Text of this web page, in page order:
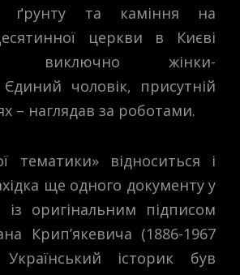
ґрунту та каміння на
церкви в Києві
виключно жінки-
чоловік, присутній
– наглядав за роботами.
тематики» відноситься і
ще одного документу у
оригінальним підписом
Крип’якевича (1886-1967
історик був